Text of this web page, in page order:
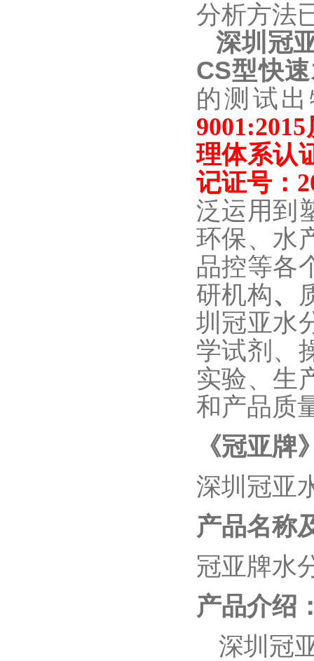
分析方法
深圳冠
CS型快
的测试
理体系认
记证号：
泛运用到
环保、水
品控等各
研机构、
圳冠亚水
学试剂、
实验、生
和产品质
《冠亚牌
深圳冠亚
产品名称
冠亚牌水
产品介绍
深圳冠